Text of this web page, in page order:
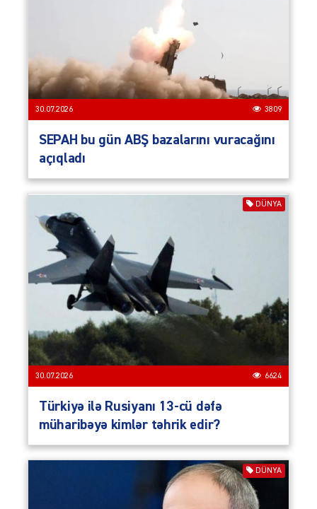
30.07.2026 3809
SEPAH bu gün ABŞ bazalarını vuracağını
açıqladı
DÜNYA
30.07.2026 6624
Türkiyə ilə Rusiyanı 13-cü dəfə
müharibəyə kimlər təhrik edir?
DÜNYA